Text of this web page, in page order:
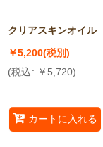
クリアスキンオイル
￥5,200(税別)
(税込: ￥ 5,720)
カートに入れる